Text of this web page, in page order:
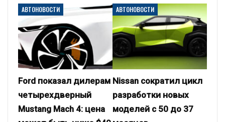
АВТОНОВОСТИ
Ford показал дилерам
четырехдверный
Mustang Mach 4: цена
АВТОНОВОСТИ
Nissan сократил цикл
разработки новых
моделей с 50 до 37